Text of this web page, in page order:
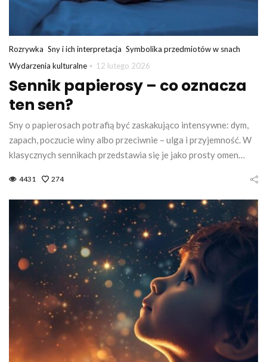
Rozrywka Sny i ich interpretacja Symbolika przedmiotów w snach
Wydarzenia kulturalne - 12 lutego 2026
Sennik papierosy – co oznacza
ten sen?
Sny o papierosach potrafią być zaskakująco intensywne: dym,
zapach, poczucie winy albo przeciwnie – ulga i przyjemność. W
klasycznych sennikach przedstawia się je jako prosty omen…
4431 274